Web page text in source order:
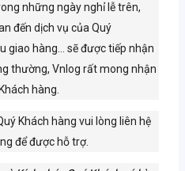
những ngày nghỉ lễ trên,
đến dịch vụ của Quý
giao hàng… sẽ được tiếp nhận
thường, Vnlog rất mong nhận
hàng.
Khách hàng vui lòng liên hệ
để được hỗ trợ.